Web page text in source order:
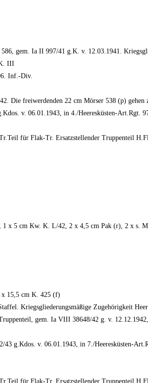
gem. Ia II 997/41 g.K. v. 12.03.1941.
III
Inf.-Div.
Die freiwerdenden 22 cm Mörser 538 (p)
v. 06.01.1943, in 4./Heeresküsten-Art.Rgt.
für Flak-Tr. Ersatzstellender Truppenteil
1 x 5 cm Kw. K. L/42, 2 x 4,5 cm Pak (r), 2 x
x 15,5 cm K. 425 (f)
Kriegsgliederungsmäßige Zugehörigkeit
gem. Ia VIII 38648/42 g. v.
g.Kdos. v. 06.01.1943, in 7./Heeresküsten-
für Flak-Tr. Ersatzstellender Truppenteil